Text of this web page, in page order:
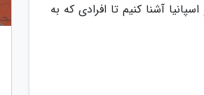
آشنا کنیم تا افرادی که به